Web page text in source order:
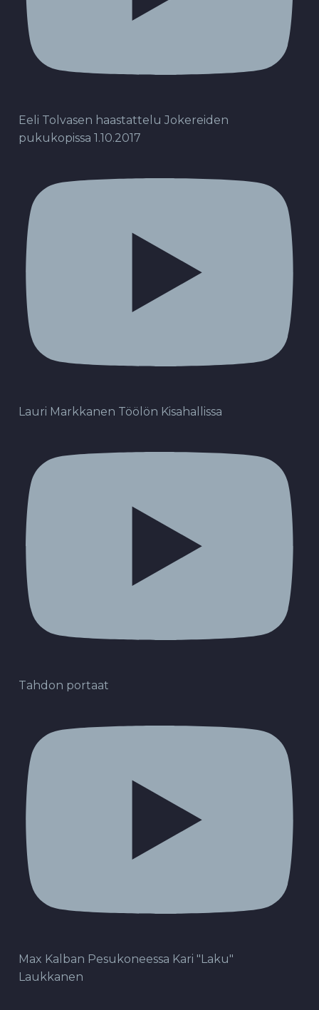
Eeli Tolvasen haastattelu Jokereiden
pukukopissa 1.10.2017
Lauri Markkanen Töölön Kisahallissa
Tahdon portaat
Max Kalban Pesukoneessa Kari "Laku"
Laukkanen